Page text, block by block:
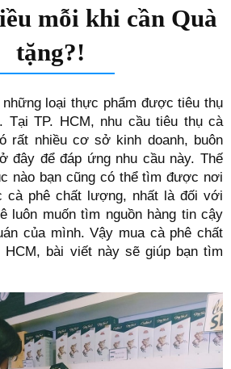
mỗi khi cần Quà
tặng?!
loại thực phẩm được tiêu thụ
Tại TP. HCM, nhu cầu tiêu thụ cà
rất nhiều cơ sở kinh doanh, buôn
đây để đáp ứng nhu cầu này. Thế
nào bạn cũng có thể tìm được nơi
cà phê chất lượng, nhất là đối với
luôn muốn tìm nguồn hàng tin cậy
của mình. Vậy mua cà phê chất
bài viết này sẽ giúp bạn tìm